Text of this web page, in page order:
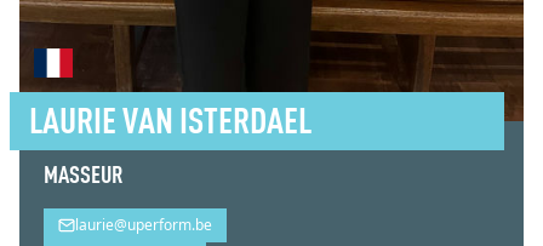
LAURIE VAN ISTERDAEL
MASSEUR
laurie@uperform.be